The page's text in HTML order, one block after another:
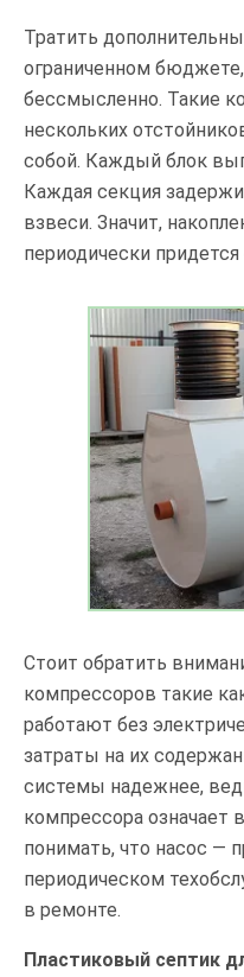
Тратить
ограниченном
бессмысленно. Такие
нескольких
собой. Каждый блок
Каждая секция
взвеси. Значит,
периодически придется
Стоит обратить
компрессоров такие
работают без
затраты на их
системы надежнее,
компрессора означает
понимать, что насос —
периодическом
в ремонте.
Пластиковый септик